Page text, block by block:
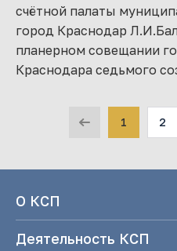
счётной палаты
город Краснодар
планерном совещании
Краснодара седьмого
1 2
О КСП
Деятельность КСП